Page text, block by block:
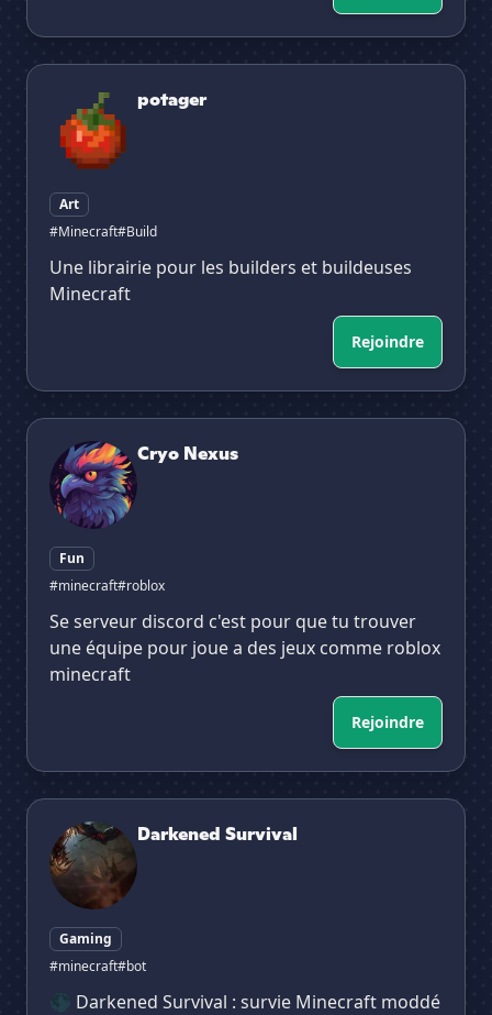
potager
potager
Art
#Minecraft#Build
Une librairie pour les builders et buildeuses
Minecraft
Rejoindre
Cryo Nexus
Cryo Nexus
Fun
#minecraft#roblox
Se serveur discord c'est pour que tu trouver
une équipe pour joue a des jeux comme roblox
minecraft
Rejoindre
Darkened Survival
Darkened Survival
Gaming
#minecraft#bot
🌑 Darkened Survival : survie Minecraft moddé